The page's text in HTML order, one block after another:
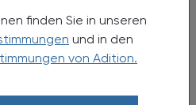
finden Sie in unseren
und in den
von Adition.